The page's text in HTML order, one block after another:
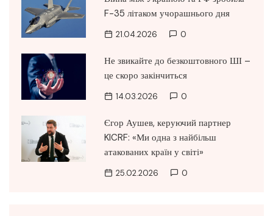
F-35 літаком учорашнього дня
21.04.2026 0
Не звикайте до безкоштовного ШІ –
це скоро закінчиться
14.03.2026 0
Єгор Аушев, керуючий партнер
KICRF: «Ми одна з найбільш
атакованих країн у світі»
25.02.2026 0